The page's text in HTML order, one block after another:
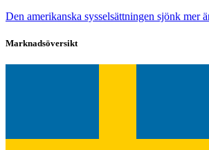
Den amerikanska sysselsättningen sjönk mer
Marknadsöversikt